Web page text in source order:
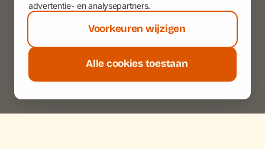
advertentie- en analysepartners.
Voorkeuren wijzigen
Alle cookies toestaan